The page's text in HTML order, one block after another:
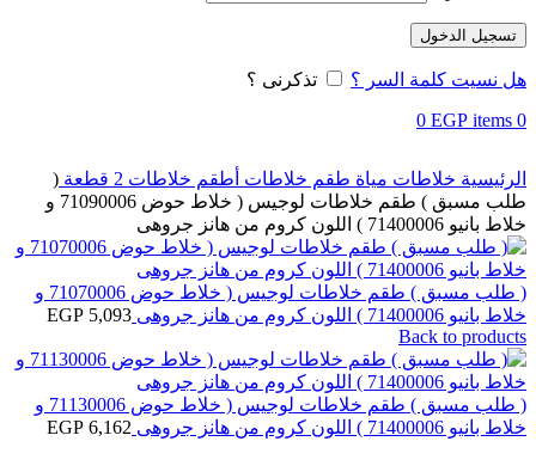
تسجيل الدخول
هل نسيت كلمة السر ؟
تذكرنى ؟
0
items
0 EGP
الرئيسية خلاطات مياة طقم خلاطات أطقم خلاطات 2 قطعة
(
طلب مسبق ) طقم خلاطات لوجيس ( خلاط حوض 71090006 و
خلاط بانيو 71400006 ) اللون كروم من هانز جروهى
( طلب مسبق ) طقم خلاطات لوجيس ( خلاط حوض 71070006 و
خلاط بانيو 71400006 ) اللون كروم من هانز جروهى
5,093
EGP
Back to products
( طلب مسبق ) طقم خلاطات لوجيس ( خلاط حوض 71130006 و
خلاط بانيو 71400006 ) اللون كروم من هانز جروهى
6,162
EGP